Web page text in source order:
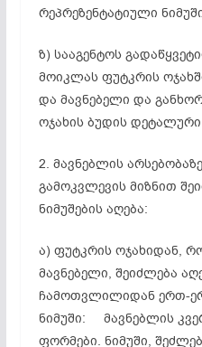
რეპრეზენტატიული
ზ) სააგენტოს
მოიკლას ფუტკრის
და მავნებელი და
ოჯახის ბუდის
2. მავნებლის
გამოკვლევის მიზნით
ნიმუშების აღება:
ა) ფუტკრის ოჯახიდან,
მავნებელი, შეიძლება
ჩამოთვლილიდან ერთ-
ნიმუში: მავნებლის
ფორმები. ნიმუში,